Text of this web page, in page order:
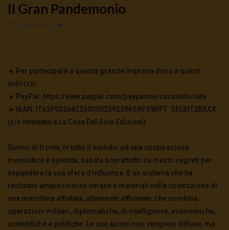
ID Wallet: cosa cambia nelle nostre
vite? | Martucci Fusillo Alterio
0
165 0 0
Alberto Fazolo: nel
Il Gran Pandemonio
☀️ Per partecipare a questa grande impresa dona a questi
indirizzi:
☀️ PayPal: https://www.paypal.com/paypalme/casadelsoletv
☀️ IBAN: IT63P0326822300052392596590 SWIFT: SELBIT2BXXX
(c/c intestato a La Casa Del Sole Edizioni)
Siamo di fronte, in tutto il mondo, ad una cospirazione
monolitica e spietata, basata soprattutto su mezzi segreti per
espandere la sua sfera d’influenza. È un sistema che ha
reclutato ampie risorse umane e materiali nella costruzione di
una macchina affiatata, altamente efficiente, che combina
operazioni militari, diplomatiche, di intelligence, economiche,
scientifiche e politiche. Le sue azioni non vengono diffuse, ma